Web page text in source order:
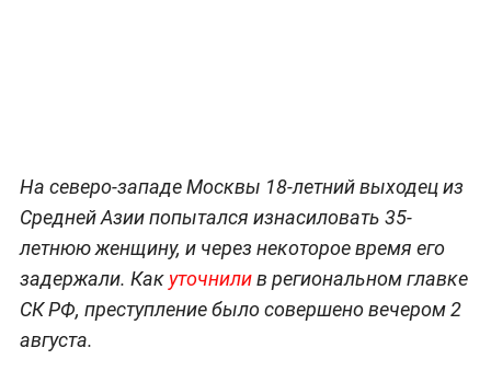
На северо-западе Москвы 18-летний выходец из
Средней Азии попытался изнасиловать 35-
летнюю женщину, и через некоторое время его
задержали. Как уточнилив региональном главке
СК РФ, преступление было совершено вечером 2
августа.